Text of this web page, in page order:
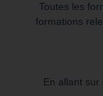
Toutes les
formations
En allant sur